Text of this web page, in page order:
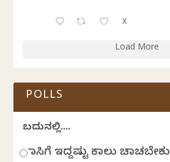
X
Load More
POLLS
ಬದುಕಿನಲ್ಲಿ....
ಹಾಸಿಗೆ ಇದ್ದಷ್ಟು ಕಾಲು ಚಾಚಬೇಕು